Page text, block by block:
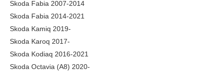
Skoda Fabia 2007-2014
Skoda Fabia 2014-2021
Skoda Kamiq 2019-
Skoda Karoq 2017-
Skoda Kodiaq 2016-2021
Skoda Octavia (A8) 2020-